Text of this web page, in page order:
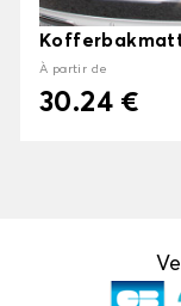
À partir de
30.24 €